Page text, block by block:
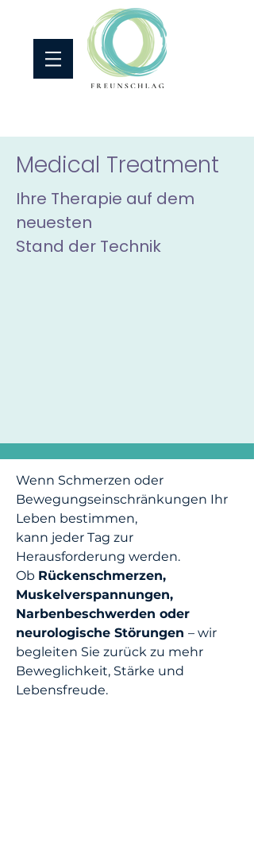
Medical Treatment
Ihre Therapie auf dem
neuesten
Stand der Technik
Wenn Schmerzen oder
Bewegungseinschränkungen Ihr
Leben bestimmen,
kann jeder Tag zur
Herausforderung werden.
Ob Rückenschmerzen,
Muskelverspannungen,
Narbenbeschwerden oder
neurologische Störungen – wir
begleiten Sie zurück zu mehr
Beweglichkeit, Stärke und
Lebensfreude.